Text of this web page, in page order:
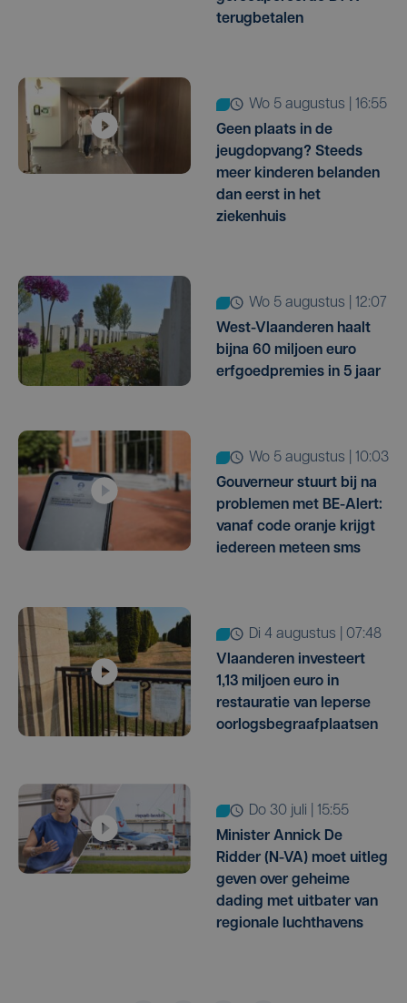
terugbetalen
wo 5 augustus | 16:55
Geen plaats in de
jeugdopvang? Steeds
meer kinderen belanden
dan eerst in het
ziekenhuis
wo 5 augustus | 12:07
West-Vlaanderen haalt
bijna 60 miljoen euro
erfgoedpremies in 5 jaar
wo 5 augustus | 10:03
Gouverneur stuurt bij na
problemen met BE-Alert:
vanaf code oranje krijgt
iedereen meteen sms
di 4 augustus | 07:48
Vlaanderen investeert
1,13 miljoen euro in
restauratie van Ieperse
oorlogsbegraafplaatsen
do 30 juli | 15:55
Minister Annick De
Ridder (N-VA) moet uitleg
geven over geheime
dading met uitbater van
regionale luchthavens